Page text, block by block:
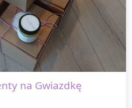
na Gwiazdkę